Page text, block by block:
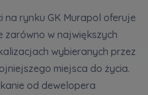
na rynku GK Murapol oferuje
zarówno w największych
wybieranych przez
miejsca do życia.
od dewelopera